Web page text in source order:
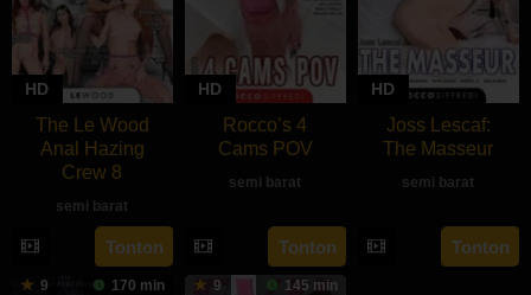
HD
The Le Wood
Anal Hazing
Crew 8
semi barat
Tonton
HD
Rocco’s 4
Cams POV
semi barat
Tonton
HD
Joss Lescaf:
The Masseur
semi barat
rebahan21
Tonton
9 170 min 9 145 min